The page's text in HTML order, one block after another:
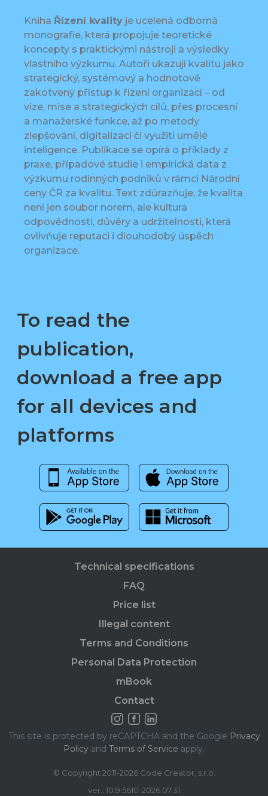
Kniha Řízení kvality je ucelená odborná
monografie, která propojuje teoretické
koncepty s praktickými nástroji a výsledky
vlastního výzkumu. Autoři ukazují kvalitu jako
strategický, systémový a hodnotově
zakotvený přístup k řízení organizací – od
vize, mise a strategických cílů, přes procesní
a manažerské funkce, až po metody
zlepšování, digitalizaci či využití umělé
inteligence. Publikace se opírá o příklady z
praxe, případové studie i empirická data z
výzkumu rodinných podniků v rámci Národní
ceny ČR za kvalitu. Text zdůrazňuje, že kvalita
není jen soubor norem, ale kultura
odpovědnosti, důvěry a udržitelnosti, která
ovlivňuje reputaci i dlouhodobý úspěch
organizace.
To read the
publication,
download a free app
for all devices and
platforms
Technical specifications
FAQ
Price list
Illegal content
Terms and Conditions
Personal Data Protection
mBook
Contact
This site is protected by reCAPTCHA and the Google Privacy
Policy and Terms of Service apply.
© Copyright 2011-2026 Code Creator, s.r.o.
ver.: 10.9.5610-2026.07.31